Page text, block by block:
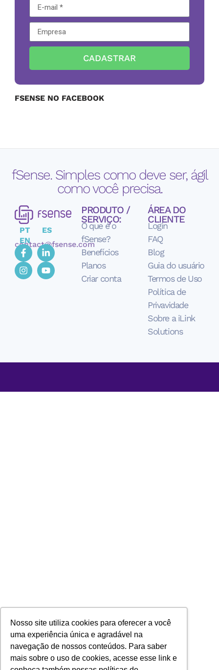
Nosso site utiliza cookies para oferecer a você
uma experiência única e agradável na
navegação de nossos conteúdos. Para saber
mais sobre o uso de cookies, acesse esse link e
CADASTRAR
FSENSE NO FACEBOOK
fSense. Simples como deve ser, ágil
como você precisa.
PT
ES
EN
contact@fsense.com
PRODUTO /
SERVIÇO:
O que é o
fSense?
Benefícios
Planos
Criar conta
ÁREA DO
CLIENTE
Login
FAQ
Blog
Guia do usuário
Termos de Uso
Política de
Privavidade
Sobre a iLink
Solutions